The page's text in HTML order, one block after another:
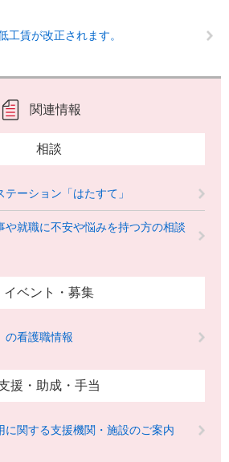
工賃が改正されます。
関連情報
相談
テーション「はたすて」
や就職に不安や悩みを持つ方の相談
イベント・募集
の看護職情報
援・助成・手当
に関する支援機関・施設のご案内